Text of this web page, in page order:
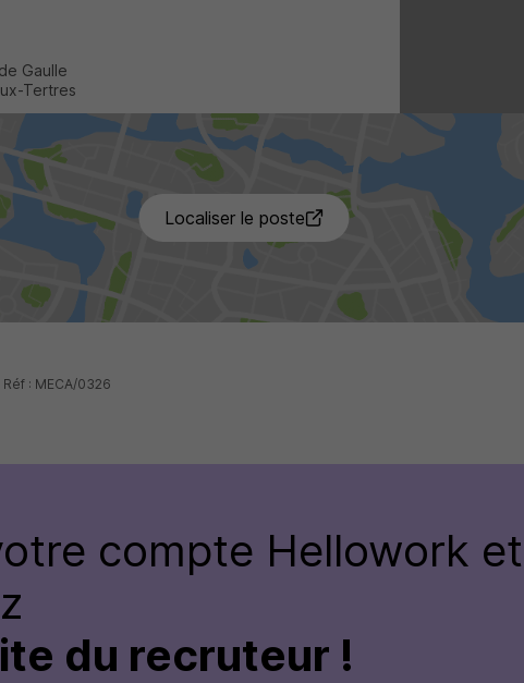
3 de plus
Gaulle
Tertres
Localiser le poste
: MECA/0326
compte Hellowork et
du recruteur !